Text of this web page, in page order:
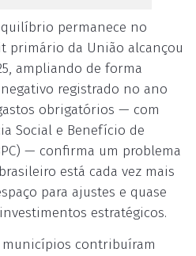
permanece no
primário da União alcançou
ampliando de forma
registrado no ano
obrigatórios — com
Social e Benefício de
— confirma um problema
está cada vez mais
para ajustes e quase
estratégicos.
municípios contribuíram